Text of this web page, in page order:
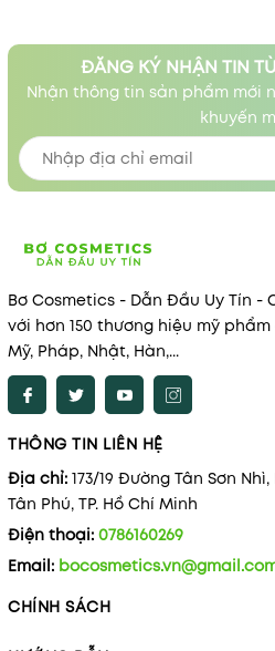
ĐĂNG KÝ NHẬN TIN
Nhận thông tin sản phẩm mới
khuyến
Bơ Cosmetics - Dẫn Đầu Uy Tín
với hơn 150 thương hiệu mỹ
Mỹ, Pháp, Nhật, Hàn,...
THÔNG TIN LIÊN HỆ
Địa chỉ: 173/19 Đường Tân Sơn
Tân Phú, TP. Hồ Chí Minh
Điện thoại: 0786160269
Email:
CHÍNH SÁCH